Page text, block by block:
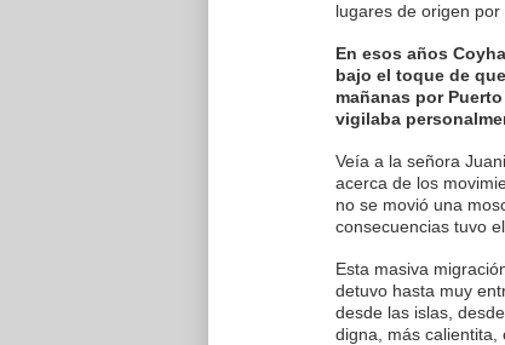
lugares de origen por
En esos años
bajo el toque de
mañanas por
vigilaba
Veía a la señora
acerca de los
no se movió una
consecuencias tuvo
Esta masiva
detuvo hasta muy
desde las islas,
digna, más calientita,